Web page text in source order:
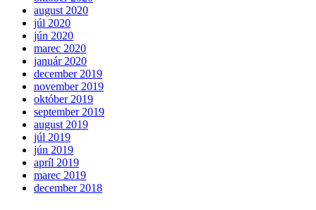
august 2020
júl 2020
jún 2020
marec 2020
január 2020
december 2019
november 2019
október 2019
september 2019
august 2019
júl 2019
jún 2019
apríl 2019
marec 2019
december 2018